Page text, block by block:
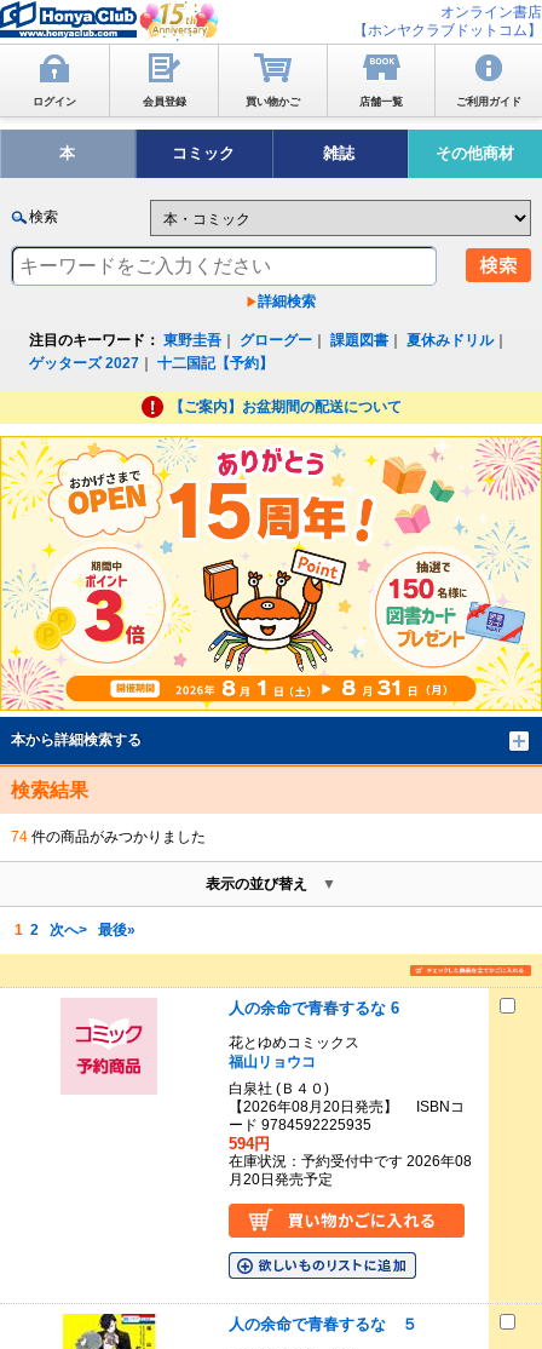
オンライン書店
【ホンヤクラブドットコム】
ログイン 会員登録 買い物かご 店舗一覧 ご利用ガイド
本 コミック 雑誌 その他商材
検索
詳細検索
注目のキーワード： 東野圭吾 グローグー ｜課題図書 ｜夏休みドリル｜
ゲッターズ 2027 ｜十二国記【予約】
【ご案内】お盆期間の配送について
本から詳細検索する
検索結果
74件の商品がみつかりました
表示の並び替え
1 2 次へ> 最後»
人の余命で青春するな 6
花とゆめコミックス
福山リョウコ
白泉社 (Ｂ４０)
【2026年08月20日発売】 ISBNコ
ード 9784592225935
594円
在庫状況：予約受付中です 2026年08
月20日発売予定
人の余命で青春するな ５